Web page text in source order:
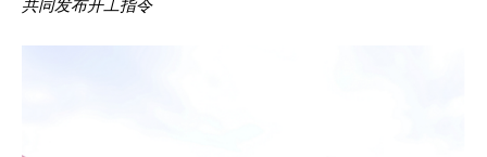
共同发布开工指令